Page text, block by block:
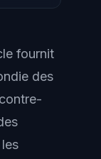
fournit
des